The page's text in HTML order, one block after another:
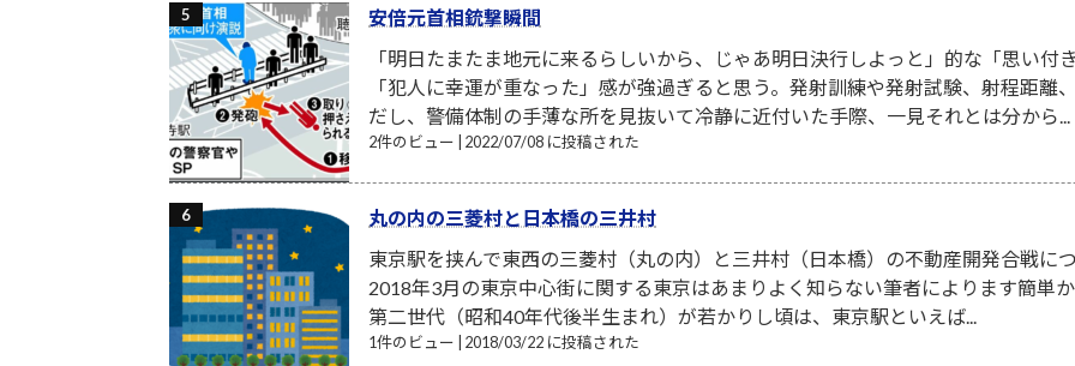
安倍元首相銃撃瞬間
「明日たまたま地元に来るらしいから、じゃあ明日決行しよっと」的な「思い
「犯人に幸運が重なった」感が強過ぎると思う。発射訓練や発射試験、射程距
だし、警備体制の手薄な所を見抜いて冷静に近付いた手際、一見それとは分から...
2件のビュー 2022/07/08 に投稿された
丸の内の三菱村と日本橋の三井村
東京駅を挟んで東西の三菱村（丸の内）と三井村（日本橋）の不動産開発合戦に
2018年3月の東京中心街に関する東京はあまりよく知らない筆者によります簡単
第二世代（昭和40年代後半生まれ）が若かりし頃は、東京駅といえば...
1件のビュー 2018/03/22 に投稿された